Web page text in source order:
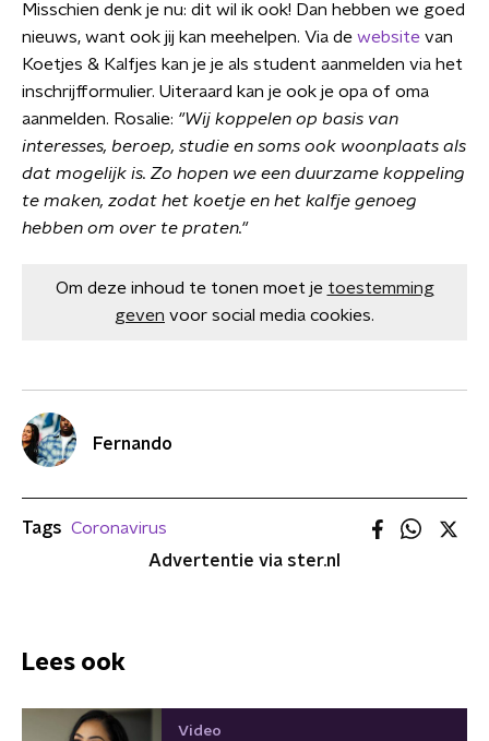
Misschien denk je nu: dit wil ik ook! Dan hebben we goed
nieuws, want ook jij kan meehelpen. Via de website van
Koetjes & Kalfjes kan je je als student aanmelden via het
inschrijfformulier. Uiteraard kan je ook je opa of oma
aanmelden. Rosalie: "Wij koppelen op basis van
interesses, beroep, studie en soms ook woonplaats als
dat mogelijk is. Zo hopen we een duurzame koppeling
te maken, zodat het koetje en het kalfje genoeg
hebben om over te praten."
Om deze inhoud te tonen moet je toestemming
geven voor social media cookies.
Fernando
Tags Coronavirus
Advertentie via ster.nl
Lees ook
Video